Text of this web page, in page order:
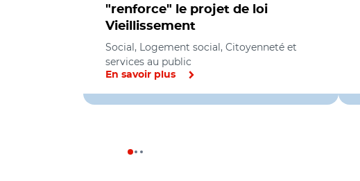
"renforce" le projet de loi
Vieillissement
Social, Logement social, Citoyenneté et
services au public
En savoir plus